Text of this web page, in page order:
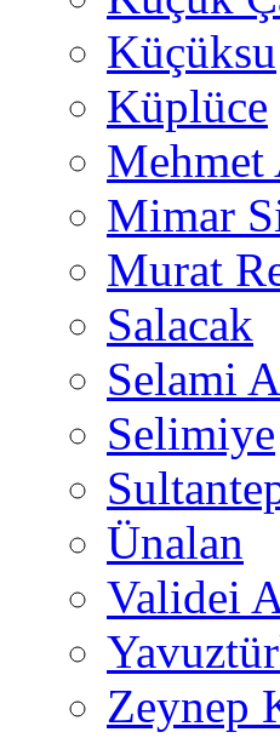
Küçüksu
Küplüce
Mimar
Murat
Salacak
Selami
Selimiye
Ünalan
Validei
Zeynep